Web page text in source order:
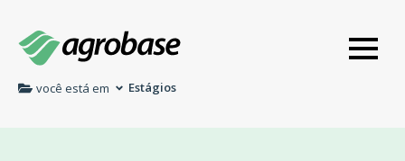
você está em Estágios